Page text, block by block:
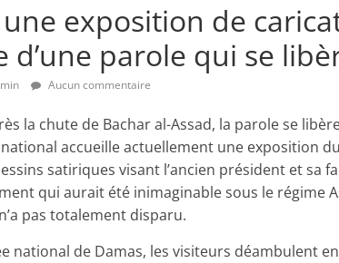
une exposition de
d’une parole qui se
Aucun commentaire
la chute de Bachar al-Assad, la parole se
accueille actuellement une exposition
satiriques visant l’ancien président et sa
qui aurait été inimaginable sous le régime
pas totalement disparu.
national de Damas, les visiteurs déambulent